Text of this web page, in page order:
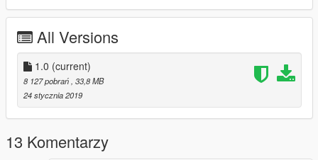
Сделано!
Спавнить тягач в игре с помощью трейнера по
наименованию: "prime"
##################################################
#########
For the performance of this mod, you may need a modified
All Versions
1.0 (current)
8 127 pobrań , 33,8 MB
24 stycznia 2019
13 Komentarzy